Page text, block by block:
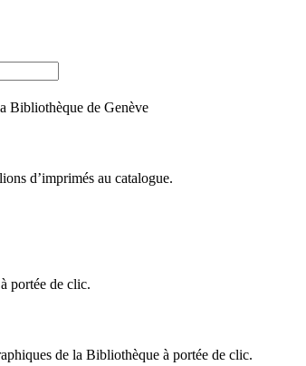
Bibliothèque de Genève
d’imprimés au catalogue.
portée de clic.
de la Bibliothèque à portée de clic.